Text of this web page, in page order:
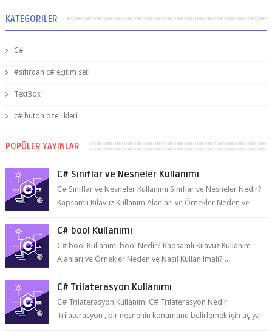
C#
#sıfırdan c# eğitim seti
TextBox
c# buton özellikleri
C# Sınıflar ve Nesneler Kullanımı
C# Sınıflar ve Nesneler Kullanımı Sınıflar ve Nesneler Nedir?
Kapsamlı Kılavuz Kullanım Alanları ve Örnekler Neden ve
C# bool Kullanımı bool Nedir? Kapsamlı Kılavuz Kullanım
Alanları ve Örnekler Neden ve Nasıl Kullanılmalı? ...
C# Trilaterasyon Kullanımı C# Trilaterasyon Nedir
Trilaterasyon , bir nesnenin konumunu belirlemek için üç ya
da daha fazla refer...